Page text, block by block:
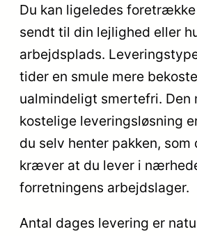
Du kan ligeledes
sendt til din lejlighed eller
arbejdsplads.
tider en smule mere
ualmindeligt smertefri. Den
kostelige leveringsløsning
du selv henter pakken,
kræver at du lever i
forretningens arbejdslager.
Antal dages levering er